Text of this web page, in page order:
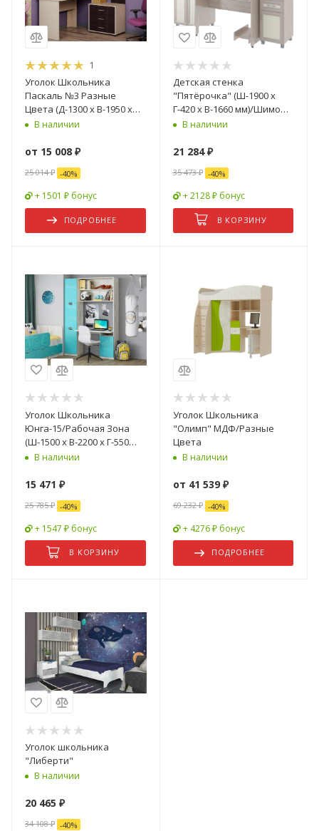
1
Уголок Школьника
Паскаль №3 Разные
Цвета (Д-1300 х В-1950 х
Г-1300 мм)
В наличии
от 15 008 ₽
25 014 ₽ -40%
+ 1501 ₽ бонус
ПОДРОБНЕЕ
Детская стенка
"Пятёрочка" (Ш-1900 х
Г-420 х В-1660 мм)/Шимо
Светлый
В наличии
21 284₽
35 473₽ -40%
+ 2128 ₽ бонус
В КОРЗИНУ
Уголок Школьника
Юнга-15/Рабочая Зона
(Ш-1500 x В-2200 x Г-550
мм)/Разные Цвета
В наличии
15 471 ₽
25 785₽ -40%
+ 1547 ₽ бонус
В КОРЗИНУ
Уголок Школьника
"Олимп" МДФ/Разные
Цвета
В наличии
от 41 539 ₽
69 232 ₽ -40%
+ 4276 ₽ бонус
ПОДРОБНЕЕ
Уголок школьника
"Либерти"
В наличии
20 465 ₽
34 108₽ -40%